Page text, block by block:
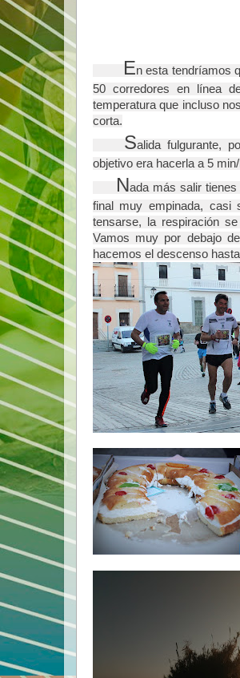
     E
n esta tendríamos
50 corredores en línea
temperatura que incluso
corta.
Salida fulgurante,
objetivo era hacerla a 5
Nada más salir
final muy empinada, casi
tensarse, la respiración
Vamos muy por debajo
hacemos el descenso